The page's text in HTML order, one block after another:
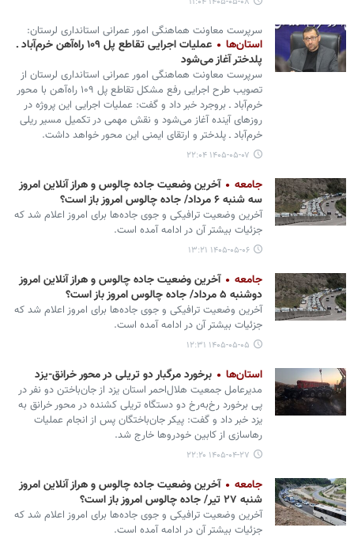
سرپرست معاونت هماهنگی امور عمرانی استانداری لرستان:
استان‌ها
عملیات اجرایی تقاطع پل ۱۰۹ راه‌آهن خرم‌آباد ـ
پلدختر آغاز می‌شود
سرپرست معاونت هماهنگی امور عمرانی استانداری لرستان از
تصویب طرح اجرایی رفع مشکل تقاطع پل ۱۰۹ راه‌آهن با محور
خرم‌آباد ـ بروجرد خبر داد و گفت: عملیات اجرایی این پروژه در
روزهای آینده آغاز می‌شود و نقش مهمی در تکمیل مسیر ریلی
خرم‌آباد ـ پلدختر و ارتقای ایمنی این محور خواهد داشت.
۱۴۰۵-۰۵-۰۷ ۲۲:۰۴
جامعه
آخرین وضعیت جاده چالوس و هراز آنلاین امروز
سه شنبه ۶ مرداد/ جاده چالوس امروز باز است؟
آخرین وضعیت ترافیکی و جوی جاده‌ها برای امروز اعلام شد که
جزئیات بیشتر آن در ادامه آمده است.
۱۴۰۵-۰۵-۰۶ ۱۳:۲۱
جامعه
آخرین وضعیت جاده چالوس و هراز آنلاین امروز
دوشنبه ۵ مرداد/ جاده چالوس امروز باز است؟
آخرین وضعیت ترافیکی و جوی جاده‌ها برای امروز اعلام شد که
جزئیات بیشتر آن در ادامه آمده است.
۱۴۰۵-۰۵-۰۵ ۱۲:۳۱
استان‌ها برخورد مرگبار دو تریلی در محور خرانق-یزد
مدیرعامل جمعیت هلال‌احمر استان یزد از جان‌باختن دو نفر در
پی برخورد رخ‌به‌رخ دو دستگاه تریلی کشنده در محور خرانق به
یزد خبر داد و گفت: پیکر جان‌باختگان پس از انجام عملیات
رهاسازی از کابین خودروها خارج شد.
۱۴۰۵-۰۴-۲۷ ۲۲:۲۰
جامعه
آخرین وضعیت جاده چالوس و هراز آنلاین امروز
شنبه ۲۷ تیر/ جاده چالوس امروز باز است؟
آخرین وضعیت ترافیکی و جوی جاده‌ها برای امروز اعلام شد که
جزئیات بیشتر آن در ادامه آمده است.